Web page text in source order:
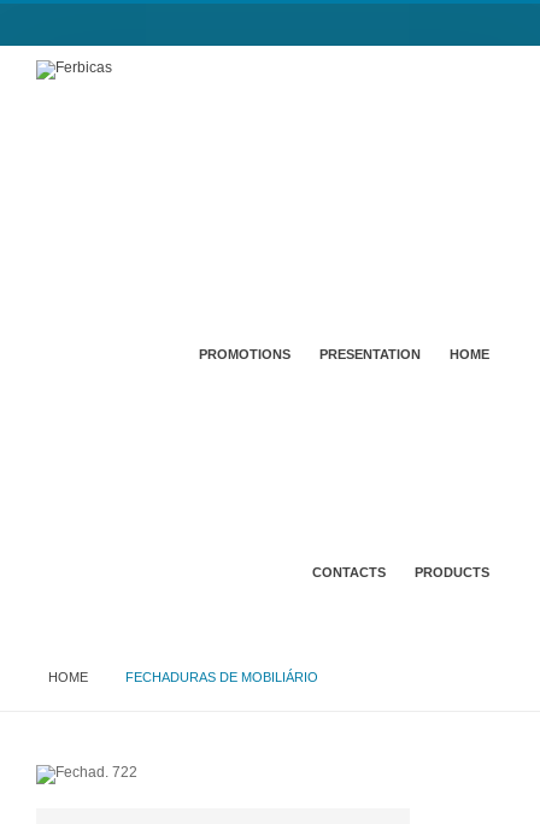
HOME
PRESENTATION
PROMOTIONS
PRODUCTS
CONTACTS
HOME FECHADURAS DE MOBILIÁRIO